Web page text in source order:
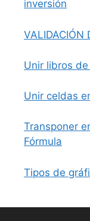
inversión
VALIDACIÓN
Unir libros
Unir celdas
Transponer
Fórmula
Tipos de